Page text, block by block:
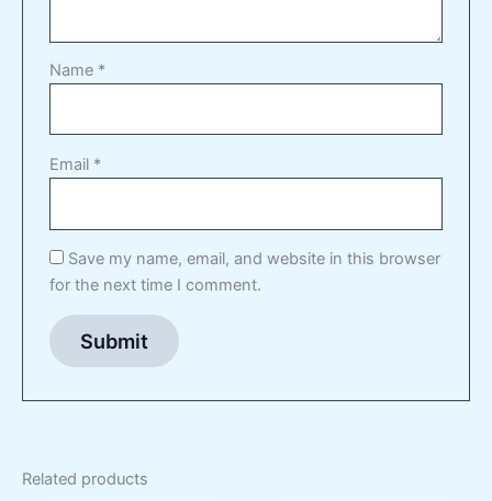
Name *
Email *
Save my name, email, and website in this browser
for the next time I comment.
Related products